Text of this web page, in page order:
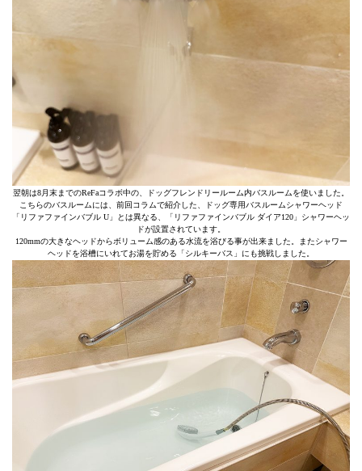
翌朝は8月末までのReFaコラボ中の、ドッグフレンドリールーム内バスルームを使いました。
こちらのバスルームには、前回コラムで紹介した、ドッグ専用バスルームシャワーヘッド
「リファファインバブル U」とは異なる、「リファファインバブル ダイア120」シャワーヘッ
ドが設置されています。
120mmの大きなヘッドからボリューム感のある水流を浴びる事が出来ました。またシャワー
ヘッドを浴槽にいれてお湯を貯める「シルキーバス」にも挑戦しました。